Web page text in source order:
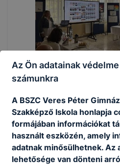
Az Ön adatainak
számunkra
A BSZC Veres Péter
Szakképző Iskola honlapja
formájában információkat
használt eszközén, amely
adatnak minősülhetnek. Az
lehetősége van dönteni